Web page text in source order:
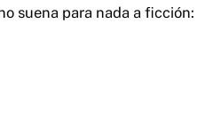
suena para nada a ficción: